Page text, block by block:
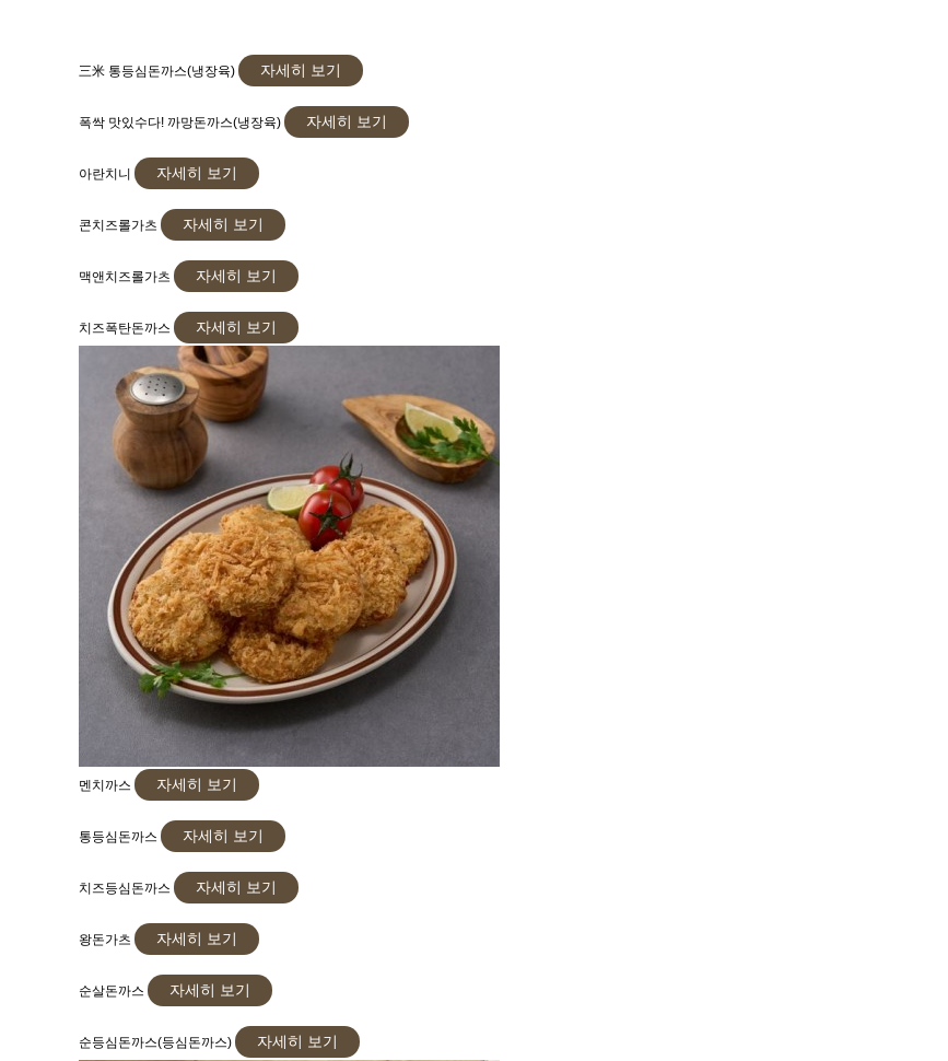
三米 통등심돈까스(냉장육) 자세히 보기
폭싹 맛있수다! 까망돈까스(냉장육) 자세히 보기
아란치니 자세히 보기
콘치즈롤가츠 자세히 보기
맥앤치즈롤가츠 자세히 보기
치즈폭탄돈까스 자세히 보기
멘치까스 자세히 보기
통등심돈까스 자세히 보기
치즈등심돈까스 자세히 보기
왕돈가츠 자세히 보기
순살돈까스 자세히 보기
순등심돈까스(등심돈까스) 자세히 보기